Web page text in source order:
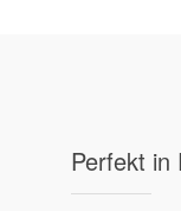
Perfekt in